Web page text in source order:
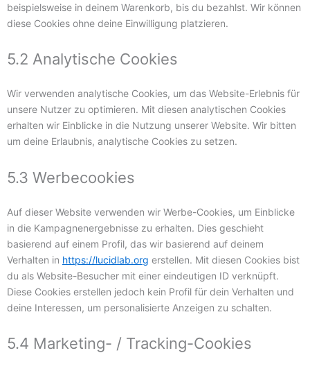
beispielsweise in deinem Warenkorb, bis du bezahlst. Wir können
diese Cookies ohne deine Einwilligung platzieren.
5.2 Analytische Cookies
Wir verwenden analytische Cookies, um das Website-Erlebnis für
unsere Nutzer zu optimieren. Mit diesen analytischen Cookies
erhalten wir Einblicke in die Nutzung unserer Website. Wir bitten
um deine Erlaubnis, analytische Cookies zu setzen.
5.3 Werbecookies
Auf dieser Website verwenden wir Werbe-Cookies, um Einblicke
in die Kampagnenergebnisse zu erhalten. Dies geschieht
basierend auf einem Profil, das wir basierend auf deinem
Verhalten in https://lucidlab.org erstellen. Mit diesen Cookies bist
du als Website-Besucher mit einer eindeutigen ID verknüpft.
Diese Cookies erstellen jedoch kein Profil für dein Verhalten und
deine Interessen, um personalisierte Anzeigen zu schalten.
5.4 Marketing- / Tracking-Cookies